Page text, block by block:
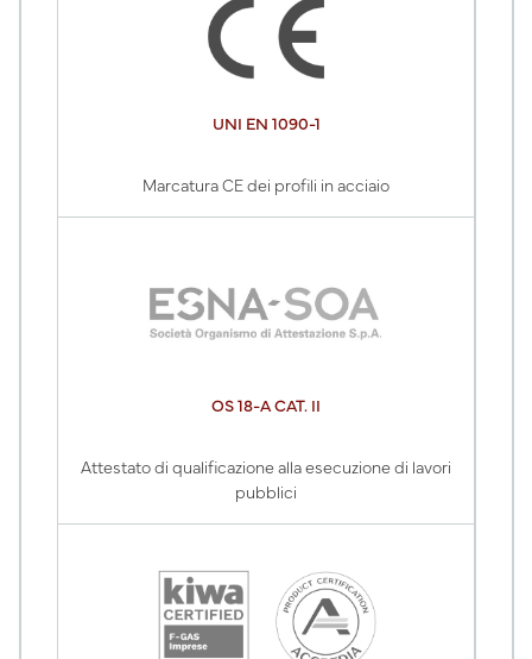
UNI EN 1090-1
Marcatura CE dei profili in acciaio
OS 18-A CAT. II
Attestato di qualificazione alla esecuzione di lavori
pubblici